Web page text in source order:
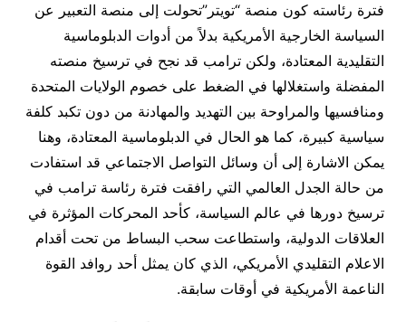
فترة رئاسته كون منصة “تويتر”تحولت إلى منصة التعبير عن
السياسة الخارجية الأمريكية بدلاً من أدوات الدبلوماسية
التقليدية المعتادة، ولكن ترامب قد نجح في ترسيخ منصته
المفضلة واستغلالها في الضغط على خصوم الولايات المتحدة
ومنافسيها والمراوحة بين التهديد والمهادنة من دون تكبد كلفة
سياسية كبيرة، كما هو الحال في الدبلوماسية المعتادة، وهنا
يمكن الاشارة إلى أن وسائل التواصل الاجتماعي قد استفادت
من حالة الجدل العالمي التي رافقت فترة رئاسة ترامب في
ترسيخ دورها في عالم السياسة، كأحد المحركات المؤثرة في
العلاقات الدولية، واستطاعت سحب البساط من تحت أقدام
الاعلام التقليدي الأمريكي، الذي كان يمثل أحد روافد القوة
الناعمة الأمريكية في أوقات سابقة.